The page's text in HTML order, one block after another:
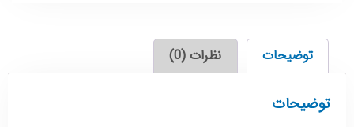
توضیحات نظرات (0)
توضیحات